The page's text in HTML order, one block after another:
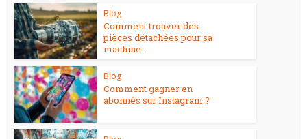
Blog
Comment trouver des
pièces détachées pour sa
machine...
Blog
Comment gagner en
abonnés sur Instagram ?